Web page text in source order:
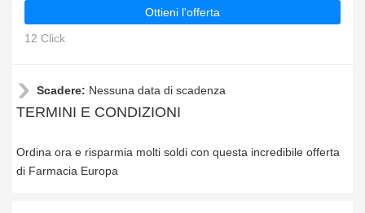
Ottieni l'offerta
12 Click
Scadere: Nessuna data di scadenza
TERMINI E CONDIZIONI
Ordina ora e risparmia molti soldi con questa incredibile offerta
di Farmacia Europa